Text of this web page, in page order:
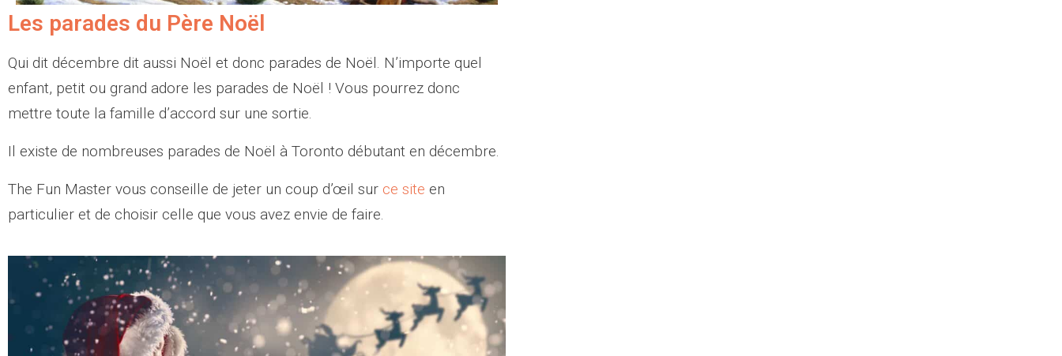
Les parades du Père Noël
Qui dit décembre dit aussi Noël et donc parades de Noël. N’importe quel
enfant, petit ou grand adore les parades de Noël ! Vous pourrez donc
mettre toute la famille d’accord sur une sortie.
Il existe de nombreuses parades de Noël à Toronto débutant en décembre.
The Fun Master vous conseille de jeter un coup d’œil sur ce site en
particulier et de choisir celle que vous avez envie de faire.